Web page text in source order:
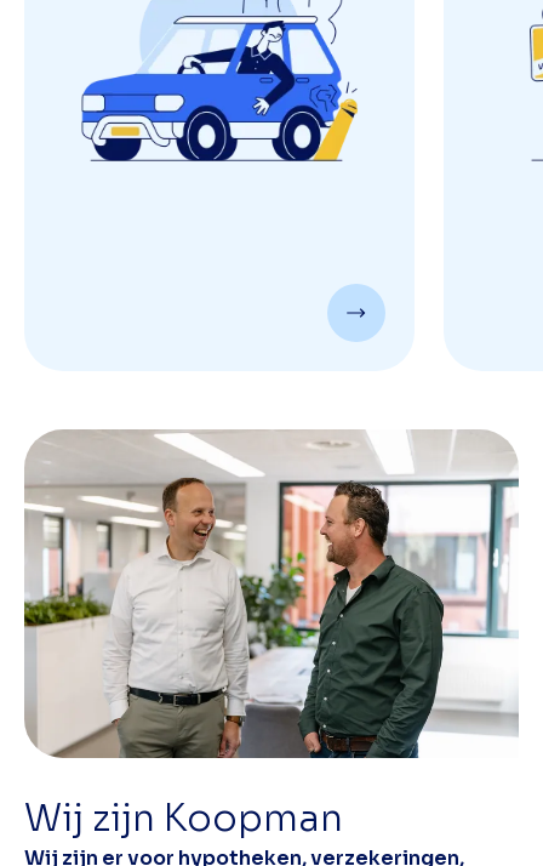
Wij zijn Koopman
Wij zijn er voor hypotheken, verzekeringen,